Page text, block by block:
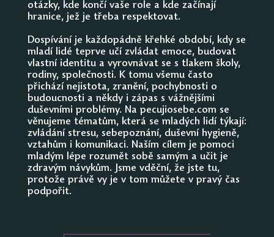
otázky, kde končí vaše role a kde začínají
hranice, jež je třeba respektovat.
Dospívání je každopádně křehké období, kdy se
mladí lidé teprve učí zvládat emoce, budovat
vlastní identitu a vyrovnávat se s tlakem školy,
rodiny, společnosti. K tomu všemu často
přichází nejistota, zranění, pochybnosti o
budoucnosti a někdy i zápas s vážnějšími
duševními problémy. Na pecujiosebe.com se
věnujeme tématům, která se mladých lidí týkají:
zvládání stresu, sebepoznání, duševní hygieně,
vztahům i komunikaci. Naším cílem je pomoci
mladým lépe rozumět sobě samým a učit je
zdravým návykům. Jsme vděční, že jste tu,
protože právě vy je v tom můžete v pravý čas
podpořit.